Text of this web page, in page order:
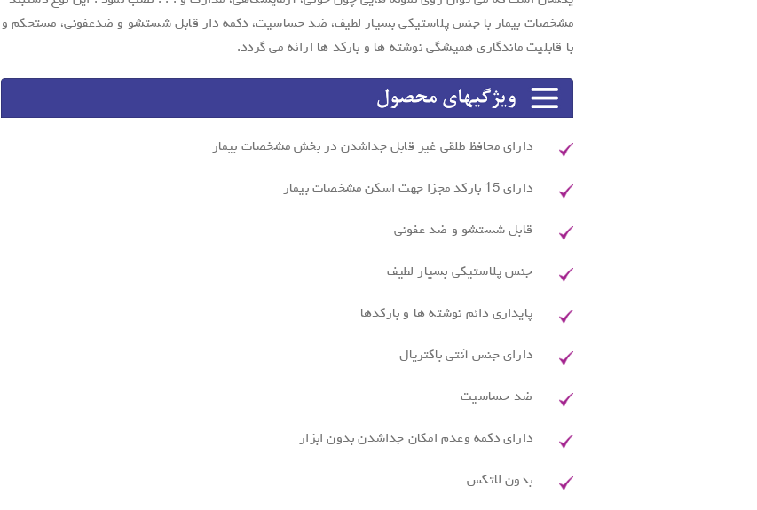
مشخصات بیمار با جنس پلاستیکی بسیار لطیف، ضد حساسیت، دکمه دار قابل شستشو و ضدعفونی، مستحکم و
با قابلیت ماندگاری همیشگی نوشته ها و بارکد ها ارائه می گردد.
دارای محافظ طلقی غیر قابل جداشدن در بخش مشخصات بیمار
دارای 15 بارکد مجزا جهت اسکن مشخصات بیمار
قابل شستشو و ضد عفونی
جنس پلاستیکی بسیار لطیف
پایداری دائم نوشته ها و بارکدها
دارای جنس آنتی باکتریال
ضد حساسیت
دارای دکمه وعدم امکان جداشدن بدون ابزار
بدون لاتکس